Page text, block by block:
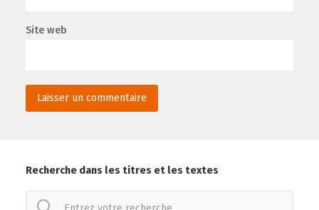
Site web
Recherche dans les titres et les textes